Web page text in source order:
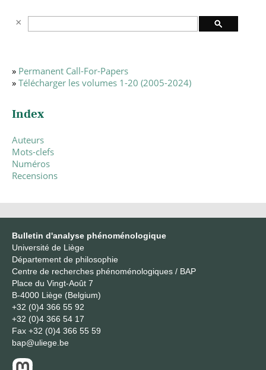
» Permanent Call-For-Papers
» Télécharger les volumes 1-20 (2005-2024)
Index
Auteurs
Mots-clefs
Numéros
Recensions
Bulletin d'analyse phénoménologique
Université de Liège
Département de philosophie
Centre de recherches phénoménologiques / BAP
Place du Vingt-Août 7
B-4000 Liège (Belgium)
+32 (0)4 366 55 92
+32 (0)4 366 54 17
Fax +32 (0)4 366 55 59
bap@uliege.be